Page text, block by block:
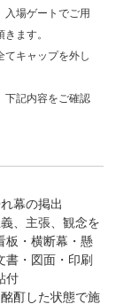
入場ゲートでご用
ます。
てキャップを外し
下記内容をご確認
幕の掲出
、主張、観念を
板・横断幕・懸
書・図面・印刷
付
酊した状態で施